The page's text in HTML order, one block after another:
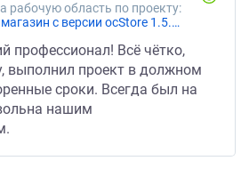
рабочую область по проекту:
«Перенести мультимагазин с версии ocStore 1.5.5.1.2 на OpenCart 3.0.3.4»
профессионал! Всё чётко,
выполнил проект в должном
сроки. Всегда был на
нашим